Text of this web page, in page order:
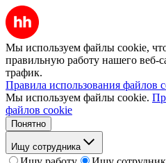
Мы используем файлы cookie,
правильную работу нашего веб-
трафик.
Правила использования файлов
Мы используем файлы cookie.
файлов cookie
Понятно
Ищу сотрудника